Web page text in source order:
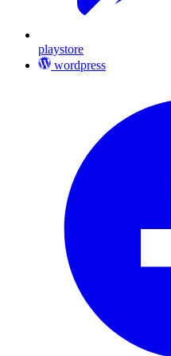
playstore
wordpress